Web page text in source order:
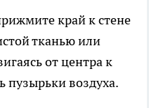
край к стене
тканью или
от центра к
пузырьки воздуха.